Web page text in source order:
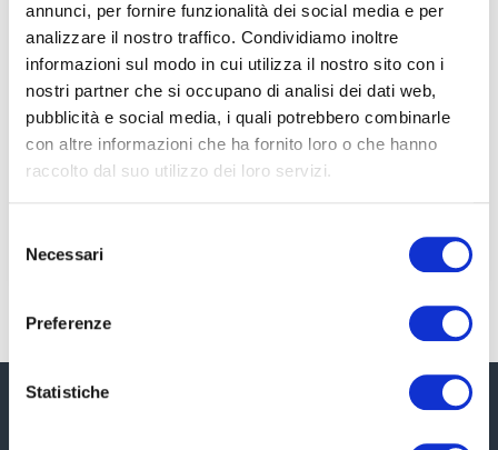
annunci, per fornire funzionalità dei social media e per
analizzare il nostro traffico. Condividiamo inoltre
informazioni sul modo in cui utilizza il nostro sito con i
nostri partner che si occupano di analisi dei dati web,
pubblicità e social media, i quali potrebbero combinarle
con altre informazioni che ha fornito loro o che hanno
raccolto dal suo utilizzo dei loro servizi.
delNecessari
Preferenze
Statistiche
Cedesi attività per pensionamento:
come vendere al meglio e pagare
meno tasse
“Cedesi attività per pensionamento” è una delle formule
più ricercate online da imprenditori e commercianti
italiani over 55. Dietro la sintesi del cartello c’è un
LEGGI TUTTO »